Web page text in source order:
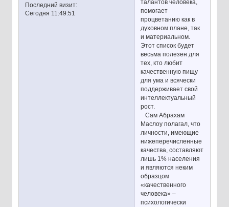
Последний визит:
Сегодня 11:49:51
талантов человека,
помогает
процветанию как в
духовном плане, так
и материальном.
Этот список будет
весьма полезен для
тех, кто любит
качественную пищу
для ума и всячески
поддерживает свой
интеллектуальный
рост.
Сам Абрахам
Маслоу полагал, что
личности, имеющие
нижеперечисленные
качества, составляют
лишь 1% населения
и являются неким
образцом
«качественного
человека» –
психологически